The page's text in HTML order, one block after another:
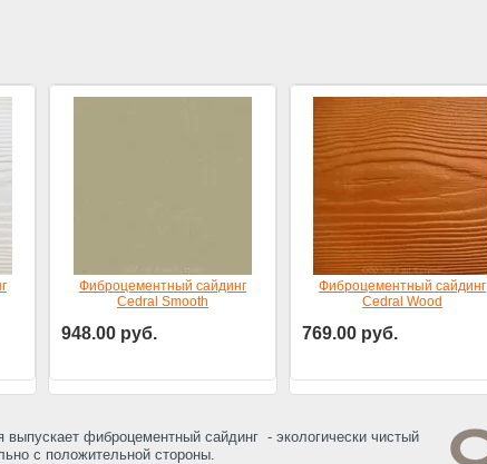
Фиброцементный сайдинг
Cedral Smooth
948.00 руб.
Фиброцементный сайдинг
Cedral Wood
769.00руб.
выпускает фиброцементный сайдинг - экологически чистый
с положительной стороны.